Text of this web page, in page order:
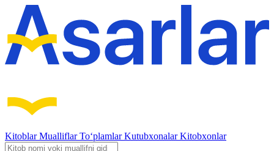
KitoblarMualliflarTo‘plamlarKutubxonalarKitobxonlar